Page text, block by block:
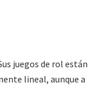
juegos de rol están
lineal, aunque a